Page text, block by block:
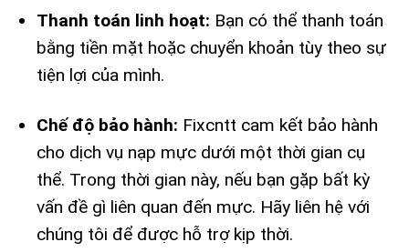
Thanh toán linh hoạt: Bạn có thể thanh toán
bằng tiền mặt hoặc chuyển khoản tùy theo sự
tiện lợi của mình.
Chế độ bảo hành: Fixcntt cam kết bảo hành
cho dịch vụ nạp mực dưới một thời gian cụ
thể. Trong thời gian này, nếu bạn gặp bất kỳ
vấn đề gì liên quan đến mực. Hãy liên hệ với
chúng tôi để được hỗ trợ kịp thời.